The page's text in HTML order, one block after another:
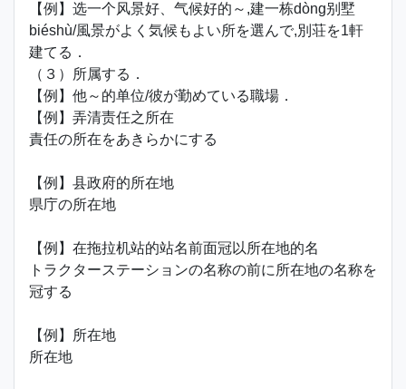
【例】选一个风景好、气候好的～,建一栋dòng别墅
biéshù/風景がよく気候もよい所を選んで,別荘を1軒
建てる．
（３）所属する．
【例】他～的单位/彼が勤めている職場．
【例】弄清责任之所在
責任の所在をあきらかにする
【例】县政府的所在地
県庁の所在地
【例】在拖拉机站的站名前面冠以所在地的名
トラクターステーションの名称の前に所在地の名称を
冠する
【例】所在地
所在地